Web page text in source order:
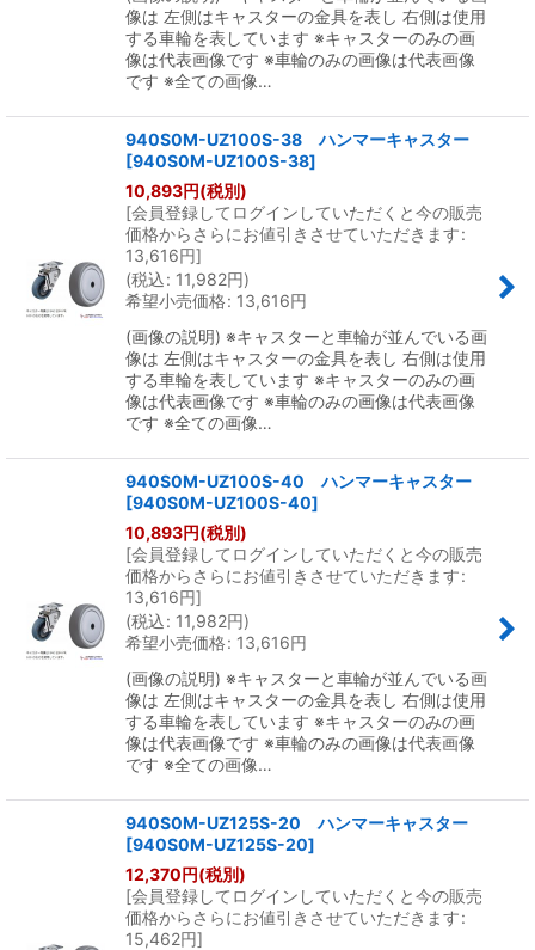
像は 左側はキャスターの金具を表し 右側は使用
する車輪を表しています ※キャスターのみの画
像は代表画像です ※車輪のみの画像は代表画像
です ※全ての画像…
940S0M-UZ100S-38 ハンマーキャスター
[940S0M-UZ100S-38]
10,893円(税別)
[会員登録してログインしていただくと今の販売
価格からさらにお値引きさせていただきます:
13,616円]
(税込: 11,982円)
希望小売価格: 13,616円
(画像の説明) ※キャスターと車輪が並んでいる画
像は 左側はキャスターの金具を表し 右側は使用
する車輪を表しています ※キャスターのみの画
像は代表画像です ※車輪のみの画像は代表画像
です ※全ての画像…
940S0M-UZ100S-40 ハンマーキャスター
[940S0M-UZ100S-40]
10,893円(税別)
[会員登録してログインしていただくと今の販売
価格からさらにお値引きさせていただきます:
13,616円]
(税込: 11,982円)
希望小売価格: 13,616円
(画像の説明) ※キャスターと車輪が並んでいる画
像は 左側はキャスターの金具を表し 右側は使用
する車輪を表しています ※キャスターのみの画
像は代表画像です ※車輪のみの画像は代表画像
です ※全ての画像…
940S0M-UZ125S-20 ハンマーキャスター
[940S0M-UZ125S-20]
12,370円(税別)
[会員登録してログインしていただくと今の販売
価格からさらにお値引きさせていただきます:
15,462円]